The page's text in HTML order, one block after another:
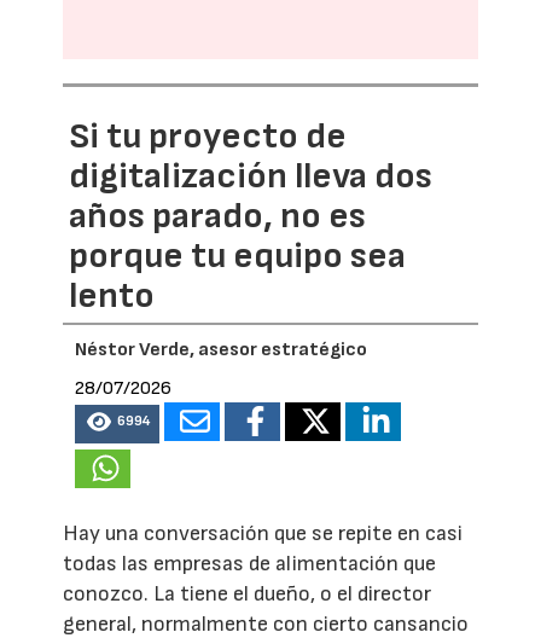
Si tu proyecto de
digitalización lleva dos
años parado, no es
porque tu equipo sea
lento
Néstor Verde, asesor estratégico
28/07/2026
6994
Hay una conversación que se repite en casi
todas las empresas de alimentación que
conozco. La tiene el dueño, o el director
general, normalmente con cierto cansancio